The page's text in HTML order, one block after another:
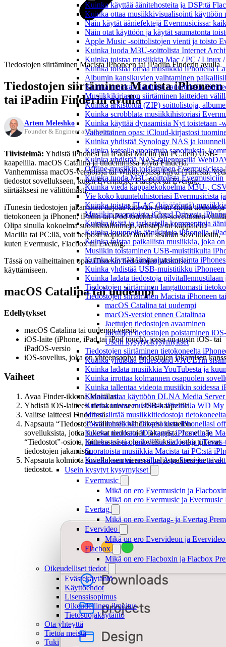
Kuinka käyttää äänitehosteita ja DSP:tä
Kuinka ottaa musiikkivisualisointi käyttöön
Näin käytät ääniefektejä Evermusicissa:
Näin otat käyttöön ja käytät saumatonta
Apple Music -soittolistojen vienti ja toisto
Kuinka luoda M3U-soittolista Internet
Kuinka toistaa musiikkia Mac / PC / Linux
Kuinka toistaa omaa musiikkia iPhonella
Albumin kansikuvien vaihtaminen
Kuinka muokata laulujen sanoituksia
Musiikkikirjaston siirtäminen laitteiden
Kuinka arkistoida (ZIP) soittolistoja,
Kuinka scrobblata musiikkihistoriasi
Kuinka käyttää dynaamisia Nyt toistetaan
Vaiheittainen opas: iCloud-kirjastosi
Kuinka yhdistää Synology NAS ja
Kuinka katsella upotettuja sanoituksia,
Kuinka yhdistää NAS-tallennustila
Offline-musiikin toistaminen
Kuinka tuoda M3U-soittolista Evermusiciin
Kuinka viedä kappalekokoelma M3U-,
Vie koko kuunteluhistoriasi Evermusicista
Kuinka toistaa FLAC (häviötöntä)
Musiikin suoratoisto iCloud Drivesta
Kuinka lisätä ja tarkastella kommentteja
Kuinka kuunnella äänikirjoja iPhonella,
Kuinka toistaa paikallista musiikkia, joka
Musiikin toistaminen USB-muistitikulta
Kuinka käyttää äänitaajuuskorjainta
Kuinka yhdistää USB-muistitikku
Kuinka ladata tiedostoja
Tiedostojen siirtäminen langattomasti
Tiedostojen siirtäminen Macista iPhoneen
macOS Catalina tai uudempi
macOS-versiot ennen Catalinaa
Jaettujen tiedostojen avaaminen
Jaettujen tiedostojen poistaminen
Usein kysytyt kysymykset
Tiedostojen siirtäminen tietokoneelta
Kuinka yhdistää Bluesound VAULTin
Kuinka ladata musiikkia YouTubesta ja
Kuinka irrottaa kolmannen osapuolen
Kuinka tallentaa videota musiikin soidessa
Kuinka ottaa käyttöön DLNA Media Server
Kuinka toistaa musiikkia iPhonella WD My
Miten siirtää musiikkitiedostoja
Toista musiikkia Dropboxista iPhonellasi
Kuinka muokata ID3-tageja iPhonella ja
Kuinka toistaa paikallisia tiedostoja
Suoratoista musiikkia Macista tai PC:stä
Kuinka asentaa sovellus App Storesta tai
Usein kysytyt kysymykset
Evermusic
Mikä on ero Evermusicin ja
Mikä on ero Evermusic ja
Evertag
Mikä on ero Evertag- ja Evertag
Evervideo
Mikä on ero Evervideon ja
Flacbox
Mikä on ero Flacboxin ja Flacbox
Oikeudelliset tiedot
Evästekäytäntö
Käyttöehdot
Lisenssisopimus
Oikeudellinen ilmoitus
Tietosuojakäytäntö
Ota yhteyttä
Tietoa meistä
Tuki
Tiedostojen siirtäminen Macista iPhoneen tai iPadiin Finderin avulla
Tiedostojen siirtäminen Macista iPhoneen
tai iPadiin Finderin avulla
Artem Meleshko
Founder & Engineer at Everappz
Tiivistelmä: Yhdistä iPhonesi tai iPadisi Maciin (tai PC:hen) USB-
kaapelilla. macOS Catalina ja uudemmissa käytä Finderiä.
Vanhemmissa macOS-versioissa tai Windowsissa käytä iTunesia.
tiedostot sovellukseen, kuten Evermusic, Flacbox tai Evertag,
siirtääksesi ne välittömästi.
iTunesin tiedostojen jakaminen tarjoaa kätevän tavan siirtää tiedostoja
tietokoneen ja iPhonen, iPadin tai iPod touchin iOS-sovellusten
Olipa sinulla kokoelma suosikkialbumeja, artisteja tai kappaleita
Macilla tai PC:llä, voit helposti kopioida tämän sisällön sovelluksiin,
kuten Evermusic, Flacbox tai Evertag.
Tässä on vaiheittainen opas iTunesin tiedostojen jakamisen
käyttämiseen.
macOS Catalina tai uudempi
Edellytykset
macOS Catalina tai uudempi versio
iOS-laite (iPhone, iPad tai iPod touch), jossa on uusin iOS- tai
iPadOS-versio
iOS-sovellus, joka on yhteensopiva tiedostojen jakamisen
Vaiheet
Avaa Finder-ikkuna Macillasi.
Yhdistä iOS-laitteesi tietokoneeseen USB-kaapelilla.
Valitse laitteesi Finderissä.
Napsauta “Tiedostot”-välilehteä nähdäksesi luettelon
sovelluksista, jotka tukevat tiedostojen jakamista. Jos et näe
“Tiedostot”-osiota, laitteessasi ei ole sovelluksia, jotka tukevat
tiedostojen jakamista.
Napsauta kolmiota sovelluksen vieressä paljastaaksesi jaettavat
tiedostot.